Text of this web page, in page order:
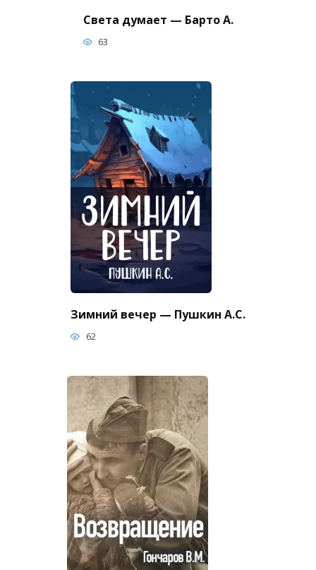
Света думает — Барто А.
63
Зимний вечер — Пушкин А.С.
62